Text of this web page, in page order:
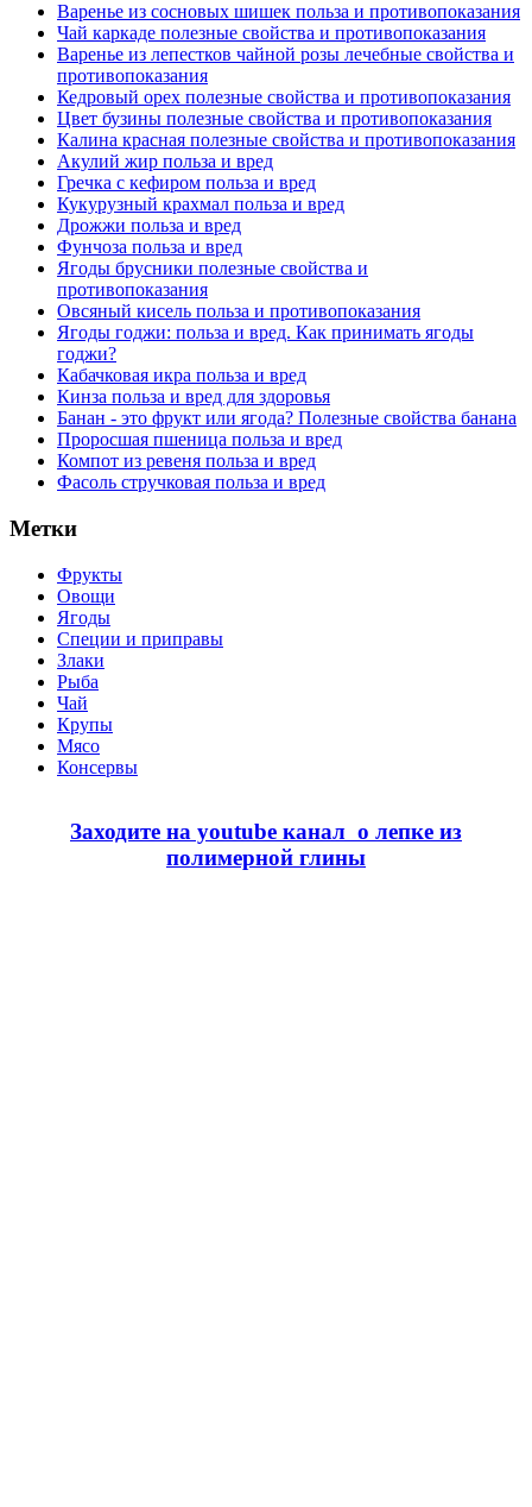
Варенье из сосновых шишек польза и противопоказания
Чай каркаде полезные свойства и противопоказания
Варенье из лепестков чайной розы лечебные свойства и
противопоказания
Кедровый орех полезные свойства и противопоказания
Цвет бузины полезные свойства и противопоказания
Калина красная полезные свойства и противопоказания
Акулий жир польза и вред
Гречка с кефиром польза и вред
Кукурузный крахмал польза и вред
Дрожжи польза и вред
Фунчоза польза и вред
Ягоды брусники полезные свойства и
противопоказания
Овсяный кисель польза и противопоказания
Ягоды годжи: польза и вред. Как принимать ягоды
годжи?
Кабачковая икра польза и вред
Кинза польза и вред для здоровья
Банан - это фрукт или ягода? Полезные свойства банана
Проросшая пшеница польза и вред
Компот из ревеня польза и вред
Фасоль стручковая польза и вред
Метки
Фрукты
Овощи
Ягоды
Специи и приправы
Злаки
Рыба
Чай
Крупы
Мясо
Консервы
Заходите на youtube канал о лепке из
полимерной глины